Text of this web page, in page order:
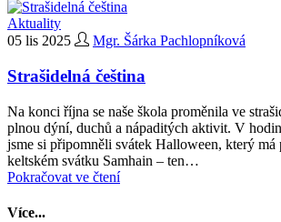
Aktuality
05 lis 2025
Mgr. Šárka Pachlopníková
Strašidelná čeština
Na konci října se naše škola proměnila ve
plnou dýní, duchů a nápaditých aktivit. V
jsme si připomněli svátek Halloween, který má
keltském svátku Samhain – ten…
Pokračovat ve čtení
Více...